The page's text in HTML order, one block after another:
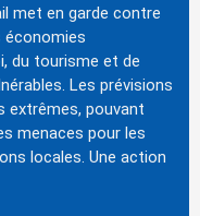
met en garde contre
économies
du tourisme et de
Les prévisions
extrêmes, pouvant
menaces pour les
locales. Une action